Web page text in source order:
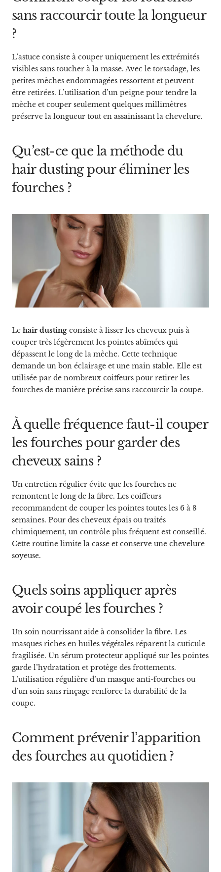
sans raccourcir toute la longueur
?
L’astuce consiste à couper uniquement les extrémités
visibles sans toucher à la masse. Avec le torsadage, les
petites mèches endommagées ressortent et peuvent
être retirées. L’utilisation d’un peigne pour tendre la
mèche et couper seulement quelques millimètres
préserve la longueur tout en assainissant la chevelure.
Qu’est-ce que la méthode du
hair dusting pour éliminer les
fourches ?
Le hair dusting consiste à lisser les cheveux puis à
couper très légèrement les pointes abîmées qui
dépassent le long de la mèche. Cette technique
demande un bon éclairage et une main stable. Elle est
utilisée par de nombreux coiffeurs pour retirer les
fourches de manière précise sans raccourcir la coupe.
À quelle fréquence faut-il couper
les fourches pour garder des
cheveux sains ?
Un entretien régulier évite que les fourches ne
remontent le long de la fibre. Les coiffeurs
recommandent de couper les pointes toutes les 6 à 8
semaines. Pour des cheveux épais ou traités
chimiquement, un contrôle plus fréquent est conseillé.
Cette routine limite la casse et conserve une chevelure
soyeuse.
Quels soins appliquer après
avoir coupé les fourches ?
Un soin nourrissant aide à consolider la fibre. Les
masques riches en huiles végétales réparent la cuticule
fragilisée. Un sérum protecteur appliqué sur les pointes
garde l’hydratation et protège des frottements.
L’utilisation régulière d’un masque anti-fourches ou
d’un soin sans rinçage renforce la durabilité de la
coupe.
Comment prévenir l’apparition
des fourches au quotidien ?